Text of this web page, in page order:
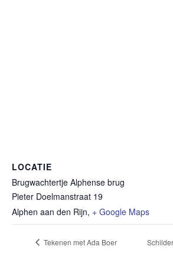
LOCATIE
Brugwachtertje Alphense brug
Pieter Doelmanstraat 19
Alphen aan den Rijn, + Google Maps
Tekenen met Ada Boer